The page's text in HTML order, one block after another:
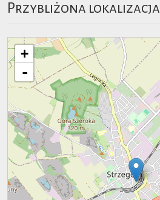
Przybliżona lokalizacja
+
-